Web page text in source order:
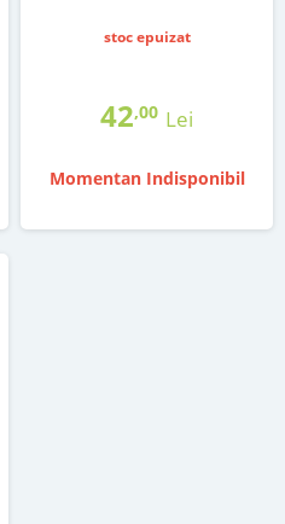
stoc epuizat
42,00 Lei
Momentan Indisponibil